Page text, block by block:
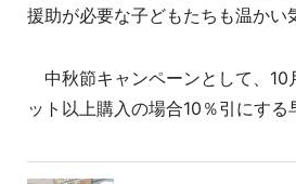
援助が必要な子どもたちも温かい
中秋節キャンペーンとして、10
ット以上購入の場合10％引にする